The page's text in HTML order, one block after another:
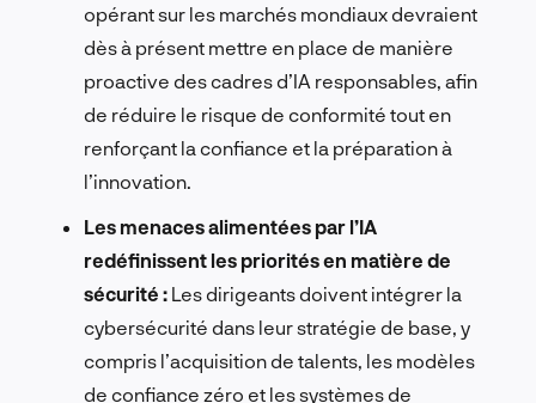
opérant sur les marchés mondiaux devraient
dès à présent mettre en place de manière
proactive des cadres d’IA responsables, afin
de réduire le risque de conformité tout en
renforçant la confiance et la préparation à
l’innovation.
Les menaces alimentées par l’IA
redéfinissent les priorités en matière de
sécurité : Les dirigeants doivent intégrer la
cybersécurité dans leur stratégie de base, y
compris l’acquisition de talents, les modèles
de confiance zéro et les systèmes de